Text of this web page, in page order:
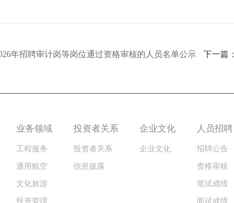
年招聘审计岗等岗位通过资格审核的人员名单公示 下一篇：
业务领域
工程服务
通用航空
文化旅游
投资管理
投资者关系
投资者关系
信息披露
企业文化
企业文化
人员招聘
招聘公告
资格审核
笔试成绩
面试成绩